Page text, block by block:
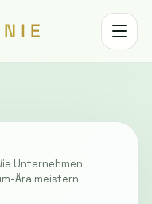
Toggle
Unternehmen
Ära meistern